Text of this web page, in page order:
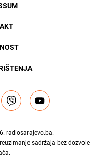
radiosarajevo.ba.
sadržaja bez dozvole